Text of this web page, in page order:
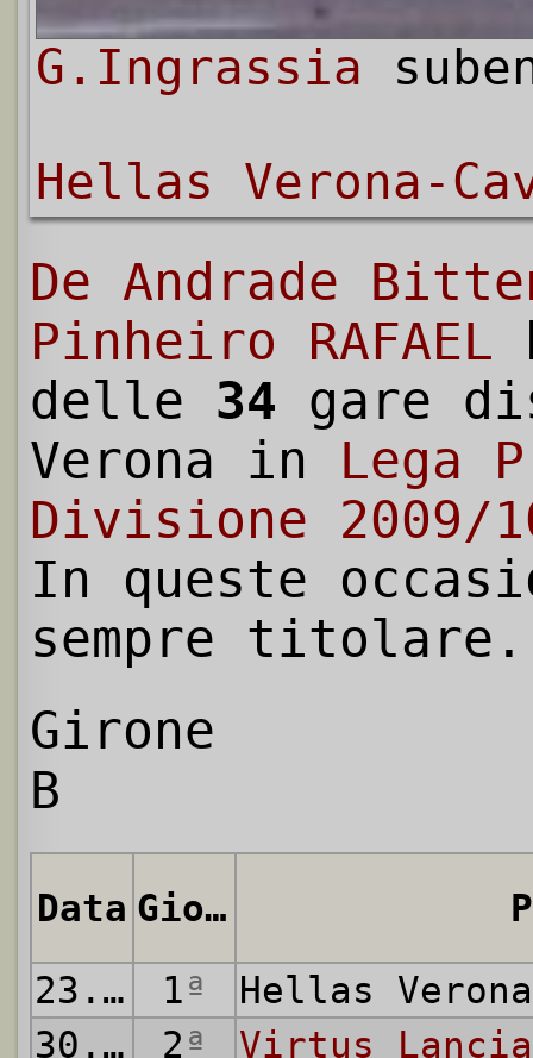
G.Ingrassia
Hellas Verona-
De Andrade
Pinheiro RAFAEL
delle 34 gare
Verona in Lega
Divisione 2009/
In queste
sempre titolare.
Girone
B
Data Giornata
23.08.2009
1ª
Hellas
30.08.2009
2ª Virtus